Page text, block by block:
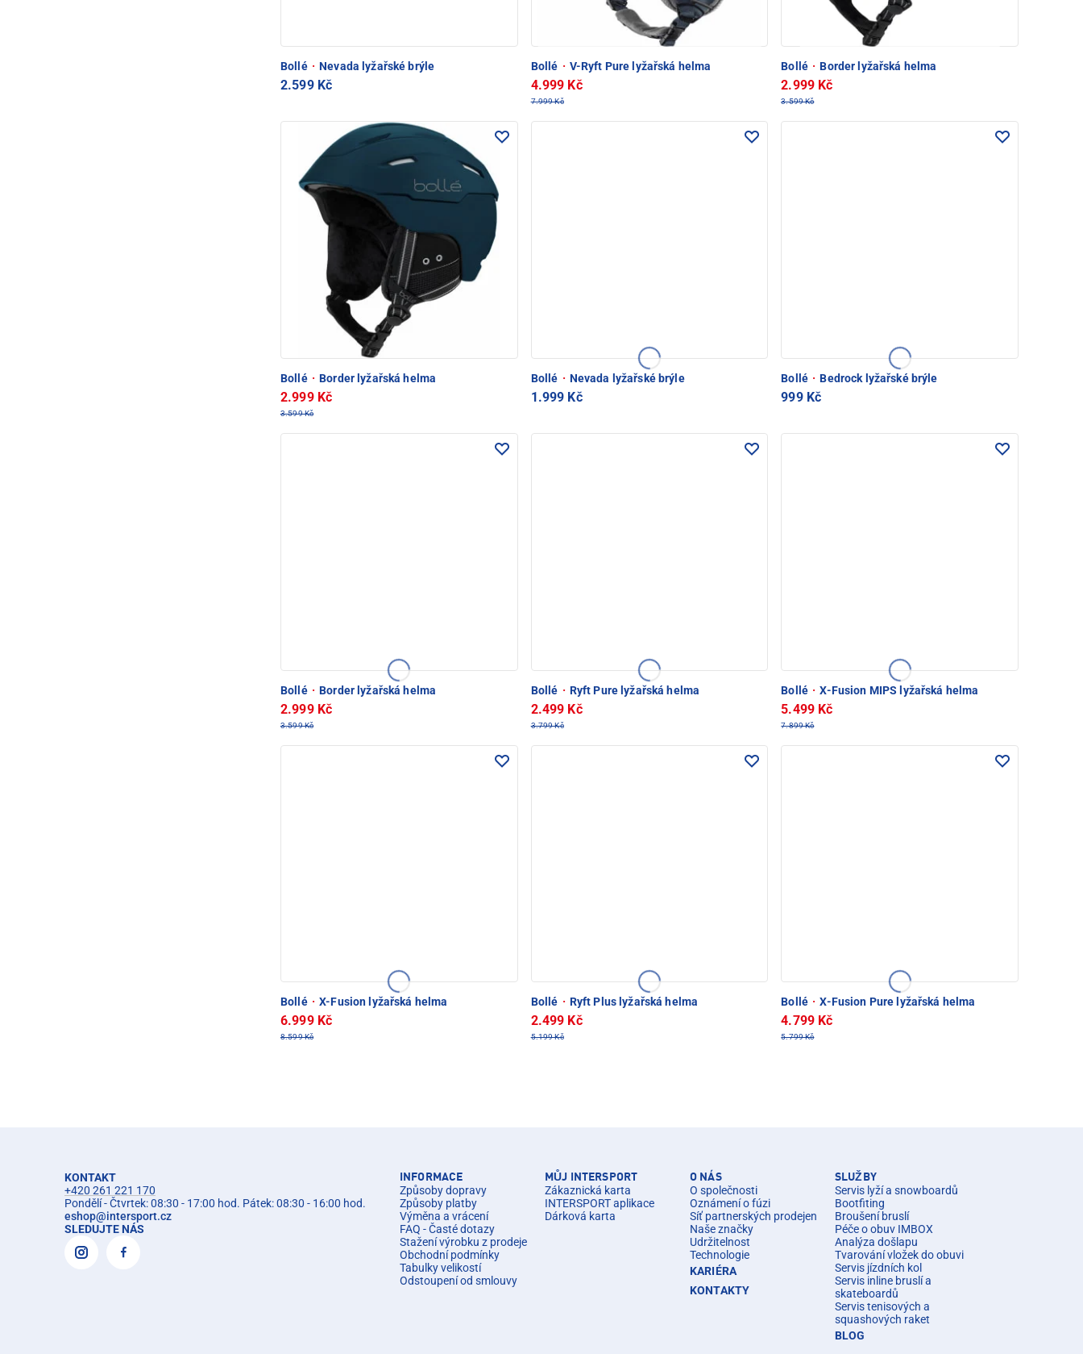
Bollé · Nevada lyžařské brýle
2.599 Kč
Bollé · V-Ryft Pure lyžařská helma
4.999 Kč
7.999 Kč
Bollé · Border lyžařská helma
2.999 Kč
3.599 Kč
Bollé · Border lyžařská helma
2.999 Kč
3.599 Kč
Bollé · Nevada lyžařské brýle
1.999 Kč
Bollé · Bedrock lyžařské brýle
999 Kč
Bollé · Border lyžařská helma
2.999 Kč
3.599 Kč
Bollé · Ryft Pure lyžařská helma
2.499 Kč
3.799 Kč
Bollé · X-Fusion MIPS lyžařská helma
5.499 Kč
7.899 Kč
Bollé · X-Fusion lyžařská helma
6.999 Kč
8.599 Kč
Bollé · Ryft Plus lyžařská helma
2.499 Kč
5.199 Kč
Bollé · X-Fusion Pure lyžařská helma
4.799 Kč
5.799 Kč
KONTAKT
+420 261 221 170
Pondělí - Čtvrtek: 08:30 - 17:00 hod. Pátek: 08:30 - 16:00 hod.
eshop@intersport.cz
SLEDUJTE NÁS
INFORMACE
Způsoby dopravy
Způsoby platby
Výměna a vrácení
FAQ - Časté dotazy
Stažení výrobku z prodeje
Obchodní podmínky
Tabulky velikostí
Odstoupení od smlouvy
MŮJ INTERSPORT
Zákaznická karta
INTERSPORT aplikace
Dárková karta
O NÁS
O společnosti
Oznámení o fúzi
Síť partnerských prodejen
Naše značky
Udržitelnost
Technologie
KARIÉRA
KONTAKTY
SLUŽBY
Servis lyží a snowboardů
Bootfiting
Broušení bruslí
Péče o obuv IMBOX
Analýza došlapu
Tvarování vložek do obuvi
Servis jízdních kol
Servis inline bruslí a
skateboardů
Servis tenisových a
squashových raket
BLOG